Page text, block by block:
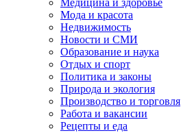
Мода и красота
Недвижимость
Новости и СМИ
Образование и наука
Отдых и спорт
Политика и законы
Природа и экология
Производство и торговля
Работа и вакансии
Рецепты и еда